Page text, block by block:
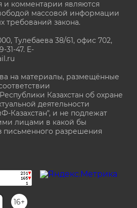
и комментарии являются
массовой информации
закона.
Тулебаева 38/61, офис 702,
31-47. E-
на материалы, размещённые
Казахстан об охране
деятельности
Казахстан", и не подлежат
лицами в какой бы
разрешения
16+